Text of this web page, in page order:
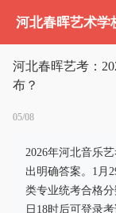
河北春晖艺术学
河北春晖艺考：
布？
05/08
2026年河北音乐
出明确答案。1月
类专业统考合格
日18时后可登录